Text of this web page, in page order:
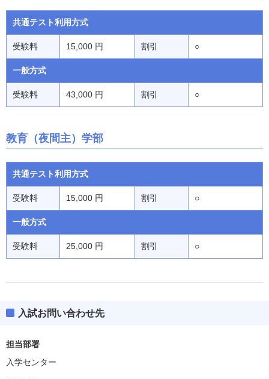
共通テスト利用方式
受験料 15,000 円 割引 ○
一般方式
受験料 43,000 円 割引 ○
教育（夜間主）学部
共通テスト利用方式
受験料 15,000 円 割引 ○
一般方式
受験料 25,000 円 割引 ○
入試お問い合わせ先
担当部署
入学センター